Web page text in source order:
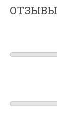
ОТЗЫВЫ